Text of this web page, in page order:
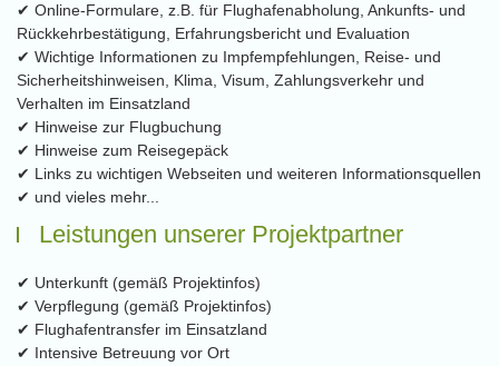
✔ Online-Formulare, z.B. für Flughafenabholung, Ankunfts- und
Rückkehrbestätigung, Erfahrungsbericht und Evaluation
✔ Wichtige Informationen zu Impfempfehlungen, Reise- und
Sicherheitshinweisen, Klima, Visum, Zahlungsverkehr und
Verhalten im Einsatzland
✔ Hinweise zur Flugbuchung
✔ Hinweise zum Reisegepäck
✔ Links zu wichtigen Webseiten und weiteren Informationsquellen
✔ und vieles mehr...
Leistungen unserer Projektpartner
✔ Unterkunft (gemäß Projektinfos)
✔ Verpflegung (gemäß Projektinfos)
✔ Flughafentransfer im Einsatzland
✔ Intensive Betreuung vor Ort